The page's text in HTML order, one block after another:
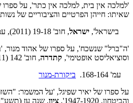
'למלכה אין בית, למלכה אין כתר', על
שאיתו: חייהן הפרטיים והציבוריים של
בישראל', ישראל, חוב' 19-18 (2011), עמ' 308-303.
'ה"ברל" שנשכח', על ספרו של אהוד מנור,
וסוציאליסט אופטימי', קתדרה, חוב' 142 (2011),
עמ' 168-164.
ביקורת-מנור
על ספרו של יאיר שפיגל, 'על המשמר:
והביטחון, 1947-1920',
ציון, שנה עז